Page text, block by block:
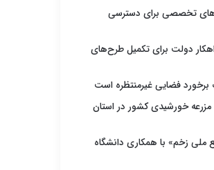
تخصصی برای دسترسی
دولت برای تکمیل طرح‌های
برخورد فضایی غیرمنتظره است
مزرعه خورشیدی کشور در استان
ملی زخم» با همکاری دانشگاه